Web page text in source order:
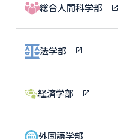
総合人間科学部
法学部
経済学部
外国語学部